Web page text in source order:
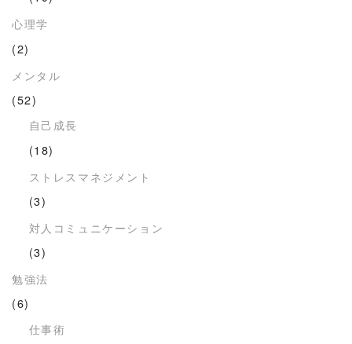
心理学
(2)
メンタル
(52)
自己成長
(18)
ストレスマネジメント
(3)
対人コミュニケーション
(3)
勉強法
(6)
仕事術